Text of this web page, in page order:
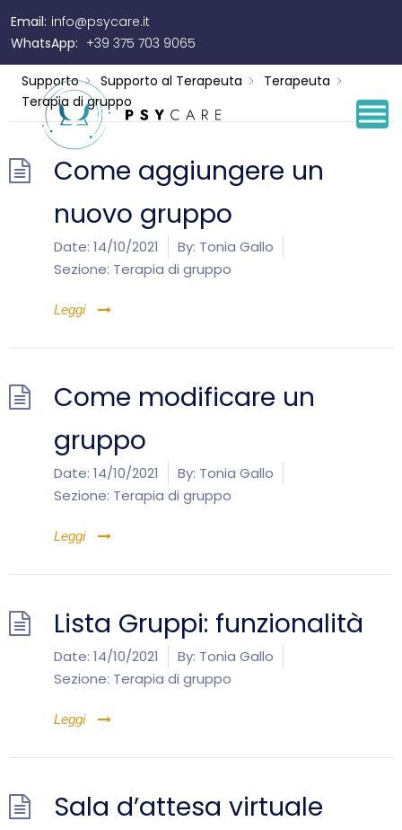
Email: info@psycare.it
WhatsApp: +39 375 703 9065
Terapia di gruppo
Supporto Supporto al Terapeuta
Terapeuta
Terapia di gruppo
Come aggiungere un
nuovo gruppo
Date: 14/10/2021 By: Tonia Gallo
Sezione: Terapia di gruppo
Leggi
Come modificare un
gruppo
Date: 14/10/2021 By: Tonia Gallo
Sezione: Terapia di gruppo
Leggi
Lista Gruppi: funzionalità
Date: 14/10/2021 By: Tonia Gallo
Sezione: Terapia di gruppo
Leggi
Sala d’attesa virtuale